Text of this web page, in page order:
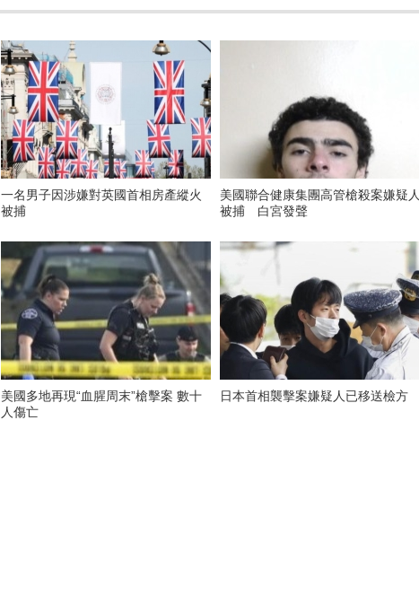
一名男子因涉嫌對英國首相房產縱火
被捕
美國聯合健康集團高管槍殺案嫌疑人
被捕 白宮發聲
美國多地再現“血腥周末”槍擊案 數十
人傷亡
日本首相襲擊案嫌疑人已移送檢方